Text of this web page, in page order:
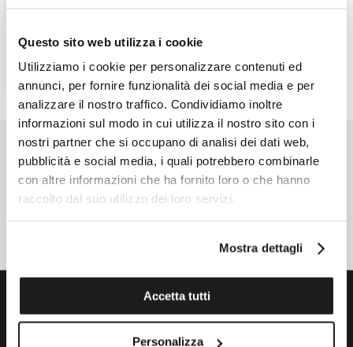
Questo sito web utilizza i cookie
Utilizziamo i cookie per personalizzare contenuti ed
annunci, per fornire funzionalità dei social media e per
analizzare il nostro traffico. Condividiamo inoltre
informazioni sul modo in cui utilizza il nostro sito con i
nostri partner che si occupano di analisi dei dati web,
pubblicità e social media, i quali potrebbero combinarle
con altre informazioni che ha fornito loro o che hanno
raccolto dal suo utilizzo dei loro servizi.
Mostra dettagli
Accetta tutti
Personalizza
745,00 €
CONTACT A SELLER
SIGN UP FOR THE NEWSLETTER
SIGN UP NOW
CUSTOMER CARE